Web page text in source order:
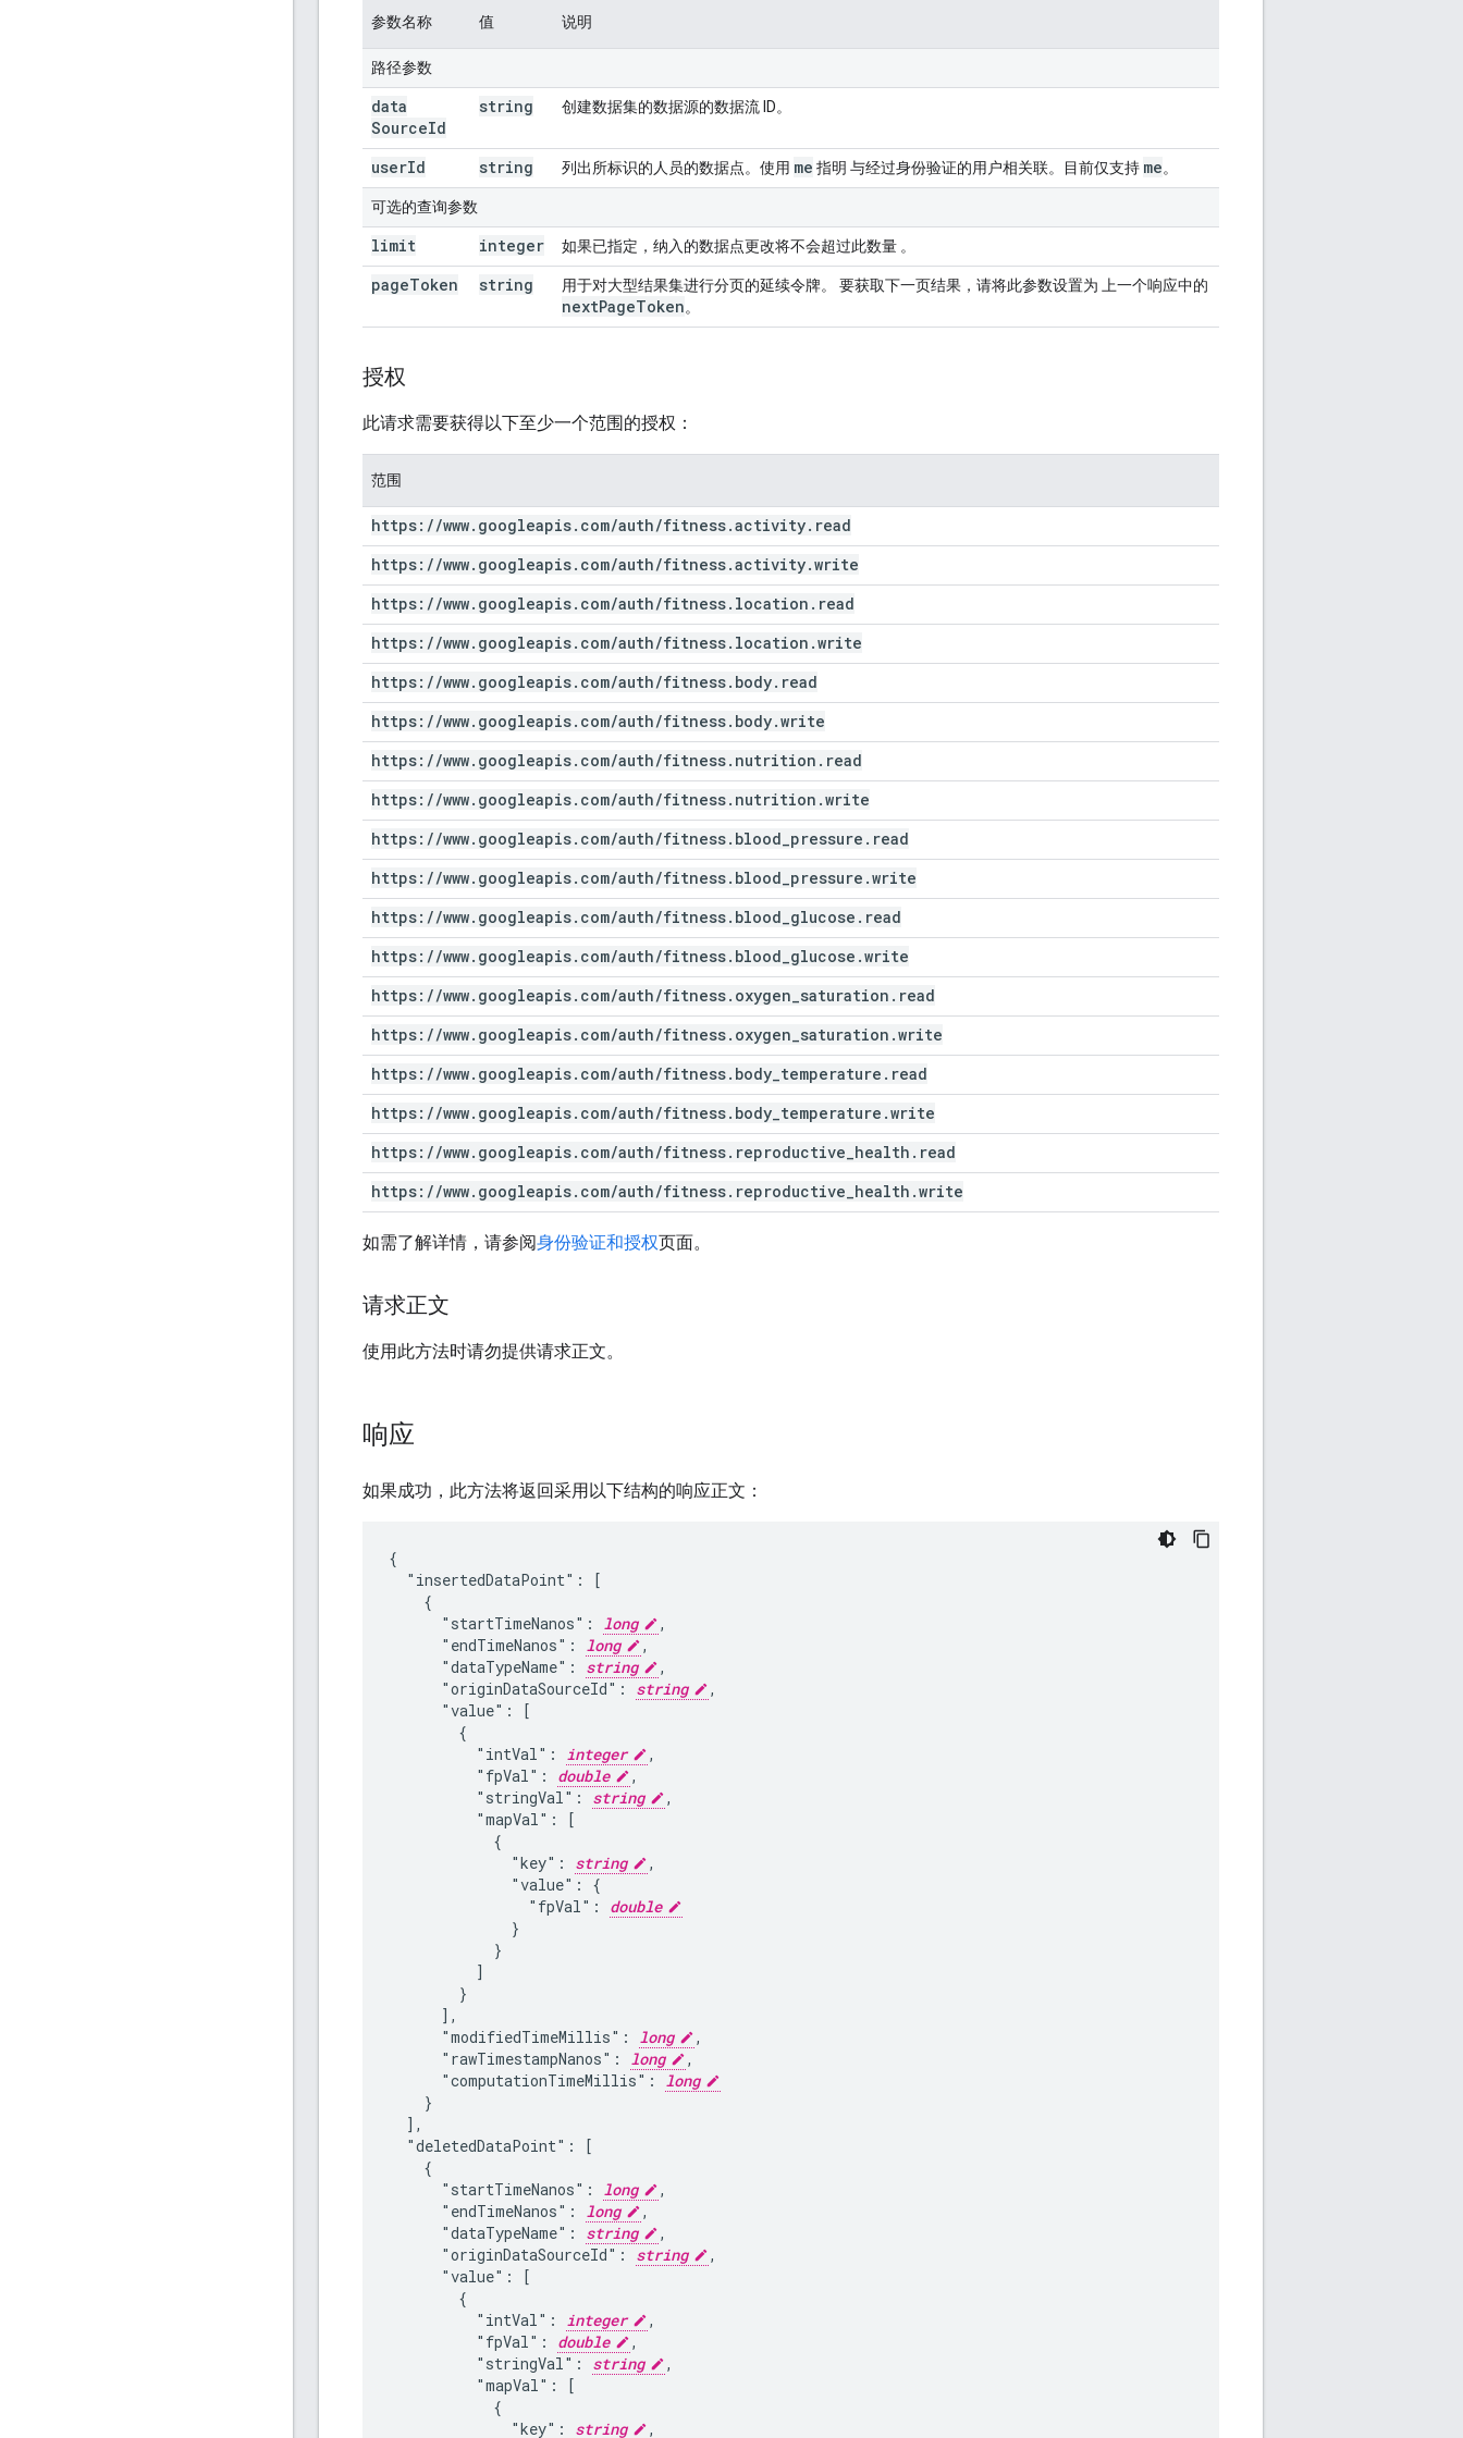
参数名称 值 说明
路径参数
data
SourceId
string 创建数据集的数据源的数据流 ID。
userId string 列出所标识的人员的数据点。使用 me 指明 与经过身份验证的用户相关联。目前仅支持 me。
可选的查询参数
limit integer 如果已指定，纳入的数据点更改将不会超过此数量 。
pageToken string 用于对大型结果集进行分页的延续令牌。 要获取下一页结果，请将此参数设置为 上一个响应中的
nextPageToken。
授权
此请求需要获得以下至少一个范围的授权：
范围
https: //www. googleapis. com/auth/fitness.activity. read
https: //www. googleapis. com/auth/fitness.activity.write
https: //www. googleapis. com/auth/fitness. location . read
https: //www. googleapis. com/auth/fitness. location .write
https: //www. googleapis. com/auth/fitness. body. read
https: //www. googleapis. com/auth/fitness. body.write
https: //www. googleapis. com/auth/fitness. nutrition . read
https: //www. googleapis. com/auth/fitness. nutrition .write
https: //www. googleapis. com/auth/fitness. blood pressure . read
https: //www. googleapis. com/auth/fitness. blood pressure .write
https: //www. googleapis. com/auth/fitness. blood glucose . read
https: //www. googleapis. com/auth/fitness. blood glucose .write
https: //www. googleapis. com/auth/fitness. oxygen saturation . read
https: //www. googleapis. com/auth/fitness. oxygen saturation .write
https: //www. googleapis. com/auth/fitness. body temperature . read
https: //www. googleapis. com/auth/fitness. body temperature .write
https: //www. googleapis. com/auth/fitness. reproductive health . read
https: //www. googleapis. com/auth/fitness. reproductive health .write
如需了解详情，请参阅身份验证和授权页面。
请求正文
使用此方法时请勿提供请求正文。
响应
如果成功，此方法将返回采用以下结构的响应正文：
{
  "insertedDataPoint": [
    {
      "startTimeNanos":
long
,
      "endTimeNanos":
long
,
      "dataTypeName":
string
,
      "originDataSourceId":
string
,
      "value": [
        {
          "intVal":
integer
,
          "fpVal":
double
,
          "stringVal":
string
,
          "mapVal": [
            {
              "key":
string
,
              "value": {
                "fpVal":
double
              }
            }
          ]
        }
      ],
      "modifiedTimeMillis":
long
,
      "rawTimestampNanos":
long
,
      "computationTimeMillis":
long
    }
  ],
  "deletedDataPoint": [
    {
      "startTimeNanos":
long
,
      "endTimeNanos":
long
,
      "dataTypeName":
string
,
      "originDataSourceId":
string
,
      "value": [
        {
          "intVal":
integer
,
          "fpVal":
double
,
          "stringVal":
string
,
          "mapVal": [
            {
              "key":
string ,